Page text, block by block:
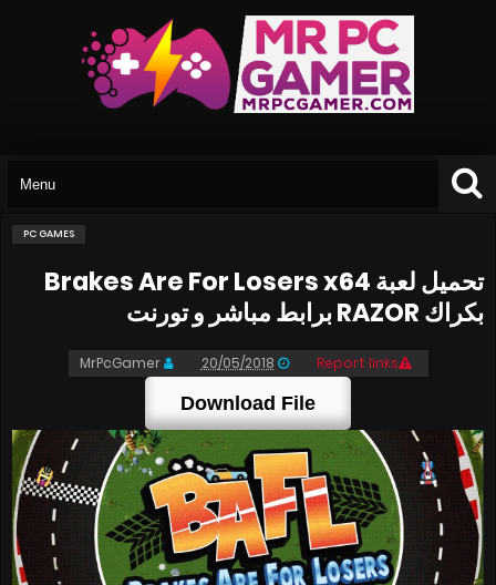
PC GAMES
تحميل لعبة Brakes Are For Losers x64
بكراك RAZOR برابط مباشر و تورنت
MrPcGamer 20/05/2018 Report links
Download File